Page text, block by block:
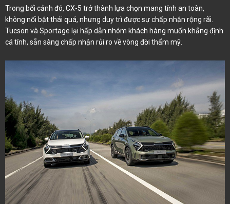
Trong bối cảnh đó, CX-5 trở thành lựa chọn mang tính an toàn,
không nổi bật thái quá, nhưng duy trì được sự chấp nhận rộng rãi.
Tucson và Sportage lại hấp dẫn nhóm khách hàng muốn khẳng định
cá tính, sẵn sàng chấp nhận rủi ro về vòng đời thẩm mỹ.